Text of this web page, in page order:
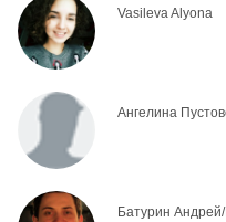
Vasileva Alyona
Ангелина
Батурин